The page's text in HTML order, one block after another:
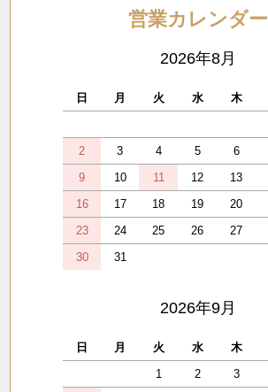
営業カレンダー
2026年8月
日 月 火 水 木
2
3 4 5 6
9
10 11 12 13
16
17 18 19 20
23
24 25 26 27
30
31
2026年9月
日 月 火 水 木
1
2 3